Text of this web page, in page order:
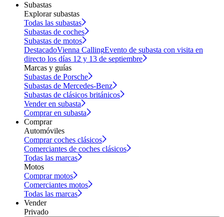
Subastas
Explorar subastas
Todas las subastas
Subastas de coches
Subastas de motos
DestacadoVienna CallingEvento de subasta con visita en
directo los días 12 y 13 de septiembre
Marcas y guías
Subastas de Porsche
Subastas de Mercedes-Benz
Subastas de clásicos británicos
Vender en subasta
Comprar en subasta
Comprar
Automóviles
Comprar coches clásicos
Comerciantes de coches clásicos
Todas las marcas
Motos
Comprar motos
Comerciantes motos
Todas las marcas
Vender
Privado